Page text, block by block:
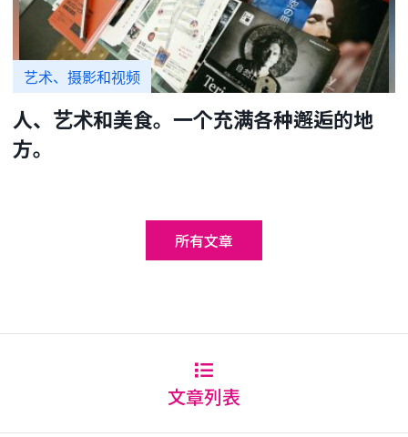
艺术、摄影和视频
人、艺术和美食。一个充满各种邂逅的地
方。
所有文章
文章列表